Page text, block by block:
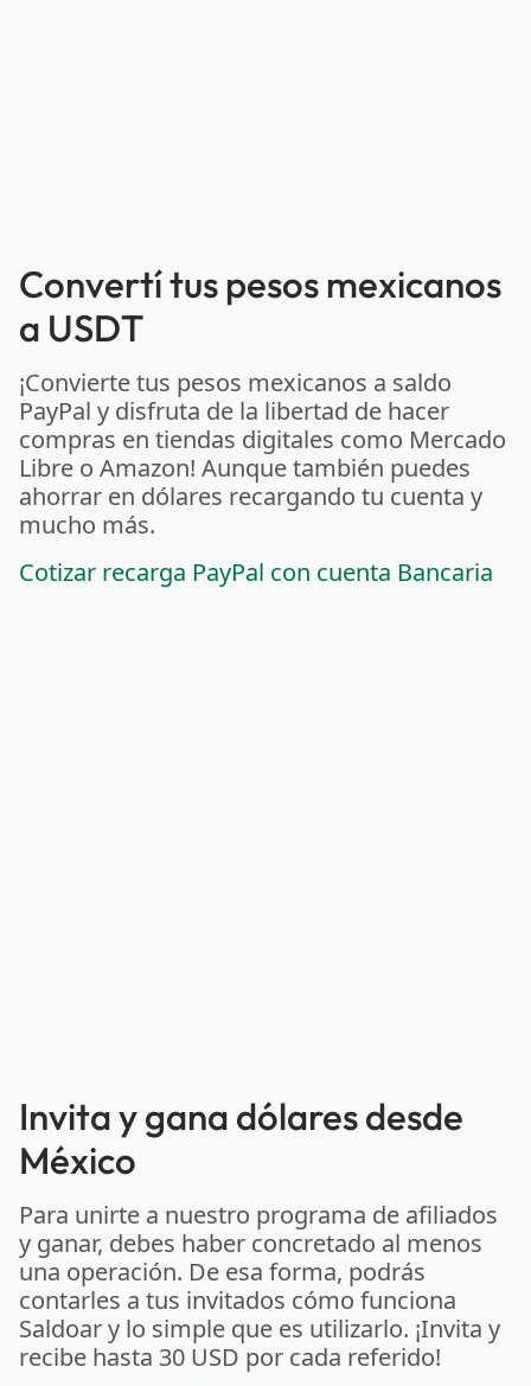
Convertí tus pesos mexicanos
a USDT
¡Convierte tus pesos mexicanos a saldo
PayPal y disfruta de la libertad de hacer
compras en tiendas digitales como Mercado
Libre o Amazon! Aunque también puedes
ahorrar en dólares recargando tu cuenta y
mucho más.
Cotizar recarga PayPal con cuenta Bancaria
Invita y gana dólares desde
México
Para unirte a nuestro programa de afiliados
y ganar, debes haber concretado al menos
una operación. De esa forma, podrás
contarles a tus invitados cómo funciona
Saldoar y lo simple que es utilizarlo. ¡Invita y
recibe hasta 30 USD por cada referido!